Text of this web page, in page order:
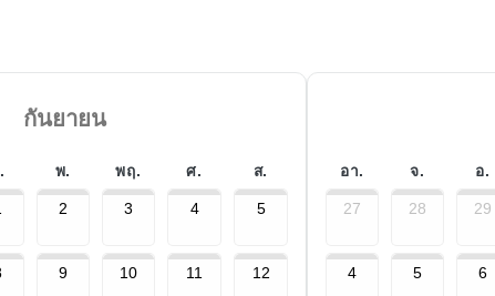
กันยายน
พ. พฤ. ศ. ส.
2 3 4 5
9 10 11 12
อา. จ. อ.
27 28 29
4 5 6